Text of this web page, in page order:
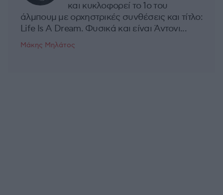
και κυκλοφορεί το 1ο του
άλμπουμ με ορχηστρικές συνθέσεις και τίτλο:
Life Is A Dream. Φυσικά και είναι Άντονι...
Μάκης Μηλάτος